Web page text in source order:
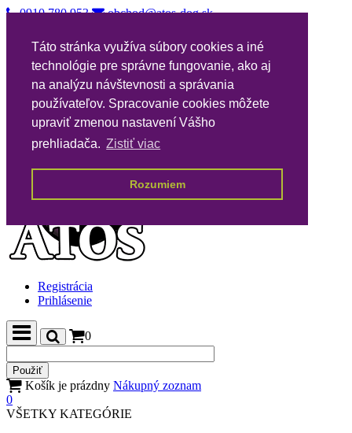
Táto stránka využíva súbory cookies a iné
technológie pre správne fungovanie, ako aj
na analýzu návštevnosti a správania
používateľov. Spracovanie cookies môžete
upraviť zmenou nastavení Vášho
prehliadača. Zistiť viac
Rozumiem
0910 780 953
obchod@atos-dog.sk
Vernostný katalóg
Nákupné podmienky
Všeobecné podmienky VPA
Poštovné
Kontakty
Registrácia
Prihlásenie
0
Košík je prázdny Nákupný zoznam
0
VŠETKY KATEGÓRIE